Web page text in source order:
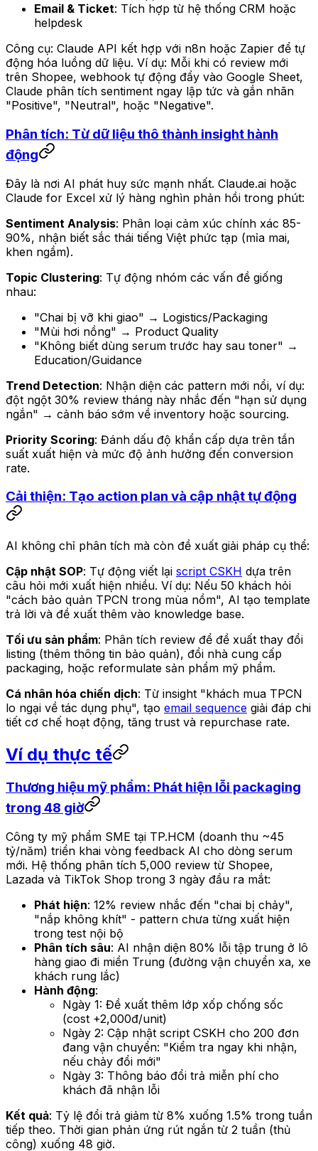
Email & Ticket: Tích hợp từ hệ thống CRM hoặc
helpdesk
Công cụ: Claude API kết hợp với n8n hoặc Zapier để tự
động hóa luồng dữ liệu. Ví dụ: Mỗi khi có review mới
trên Shopee, webhook tự động đẩy vào Google Sheet,
Claude phân tích sentiment ngay lập tức và gắn nhãn
"Positive", "Neutral", hoặc "Negative".
Phân tích: Từ dữ liệu thô thành insight hành
động
Đây là nơi AI phát huy sức mạnh nhất. Claude.ai hoặc
Claude for Excel xử lý hàng nghìn phản hồi trong phút:
Sentiment Analysis: Phân loại cảm xúc chính xác 85-
90%, nhận biết sắc thái tiếng Việt phức tạp (mỉa mai,
khen ngầm).
Topic Clustering: Tự động nhóm các vấn đề giống
nhau:
"Chai bị vỡ khi giao" → Logistics/Packaging
"Mùi hơi nồng" → Product Quality
"Không biết dùng serum trước hay sau toner" →
Education/Guidance
Trend Detection: Nhận diện các pattern mới nổi, ví dụ:
đột ngột 30% review tháng này nhắc đến "hạn sử dụng
ngắn" → cảnh báo sớm về inventory hoặc sourcing.
Priority Scoring: Đánh dấu độ khẩn cấp dựa trên tần
suất xuất hiện và mức độ ảnh hưởng đến conversion
rate.
Cải thiện: Tạo action plan và cập nhật tự động
AI không chỉ phân tích mà còn đề xuất giải pháp cụ thể:
Cập nhật SOP: Tự động viết lại script CSKH dựa trên
câu hỏi mới xuất hiện nhiều. Ví dụ: Nếu 50 khách hỏi
"cách bảo quản TPCN trong mùa nồm", AI tạo template
trả lời và đề xuất thêm vào knowledge base.
Tối ưu sản phẩm: Phân tích review để đề xuất thay đổi
listing (thêm thông tin bảo quản), đổi nhà cung cấp
packaging, hoặc reformulate sản phẩm mỹ phẩm.
Cá nhân hóa chiến dịch: Từ insight "khách mua TPCN
lo ngại về tác dụng phụ", tạo email sequence giải đáp chi
tiết cơ chế hoạt động, tăng trust và repurchase rate.
Ví dụ thực tế
Thương hiệu mỹ phẩm: Phát hiện lỗi packaging
trong 48 giờ
Công ty mỹ phẩm SME tại TP.HCM (doanh thu ~45
tỷ/năm) triển khai vòng feedback AI cho dòng serum
mới. Hệ thống phân tích 5,000 review từ Shopee,
Lazada và TikTok Shop trong 3 ngày đầu ra mắt:
Phát hiện: 12% review nhắc đến "chai bị chảy",
"nắp không khít" - pattern chưa từng xuất hiện
trong test nội bộ
Phân tích sâu: AI nhận diện 80% lỗi tập trung ở lô
hàng giao đi miền Trung (đường vận chuyển xa, xe
khách rung lắc)
Hành động:
Ngày 1: Đề xuất thêm lớp xốp chống sốc
(cost +2,000đ/unit)
Ngày 2: Cập nhật script CSKH cho 200 đơn
đang vận chuyển: "Kiểm tra ngay khi nhận,
nếu chảy đổi mới"
Ngày 3: Thông báo đổi trả miễn phí cho
khách đã nhận lỗi
Kết quả: Tỷ lệ đổi trả giảm từ 8% xuống 1.5% trong tuần
tiếp theo. Thời gian phản ứng rút ngắn từ 2 tuần (thủ
công) xuống 48 giờ.